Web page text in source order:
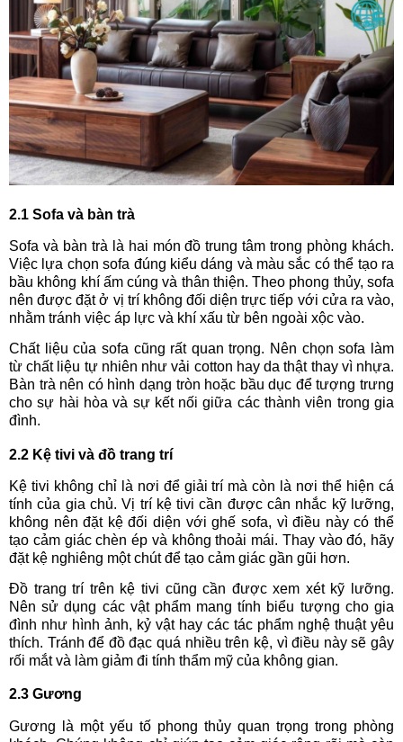
2.1 Sofa và bàn trà
Sofa và bàn trà là hai món đồ trung tâm trong phòng khách.
Việc lựa chọn sofa đúng kiểu dáng và màu sắc có thể tạo ra
bầu không khí ấm cúng và thân thiện. Theo phong thủy, sofa
nên được đặt ở vị trí không đối diện trực tiếp với cửa ra vào,
nhằm tránh việc áp lực và khí xấu từ bên ngoài xộc vào.
Chất liệu của sofa cũng rất quan trọng. Nên chọn sofa làm
từ chất liệu tự nhiên như vải cotton hay da thật thay vì nhựa.
Bàn trà nên có hình dạng tròn hoặc bầu dục để tượng trưng
cho sự hài hòa và sự kết nối giữa các thành viên trong gia
đình.
2.2 Kệ tivi và đồ trang trí
Kệ tivi không chỉ là nơi để giải trí mà còn là nơi thể hiện cá
tính của gia chủ. Vị trí kệ tivi cần được cân nhắc kỹ lưỡng,
không nên đặt kệ đối diện với ghế sofa, vì điều này có thể
tạo cảm giác chèn ép và không thoải mái. Thay vào đó, hãy
đặt kệ nghiêng một chút để tạo cảm giác gần gũi hơn.
Đồ trang trí trên kệ tivi cũng cần được xem xét kỹ lưỡng.
Nên sử dụng các vật phẩm mang tính biểu tượng cho gia
đình như hình ảnh, kỷ vật hay các tác phẩm nghệ thuật yêu
thích. Tránh để đồ đạc quá nhiều trên kệ, vì điều này sẽ gây
rối mắt và làm giảm đi tính thẩm mỹ của không gian.
2.3 Gương
Gương là một yếu tố phong thủy quan trọng trong phòng